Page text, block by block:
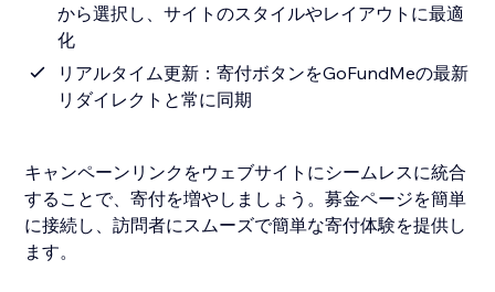
から選択し、サイトのスタイルやレイアウトに最適
化
リアルタイム更新：寄付ボタンをGoFundMeの最新
リダイレクトと常に同期
キャンペーンリンクをウェブサイトにシームレスに統合
することで、寄付を増やしましょう。募金ページを簡単
に接続し、訪問者にスムーズで簡単な寄付体験を提供し
ます。